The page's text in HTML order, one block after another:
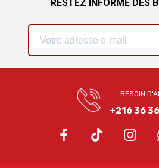
RESTEZ INFORMÉ DES
BESOIN
+216 36